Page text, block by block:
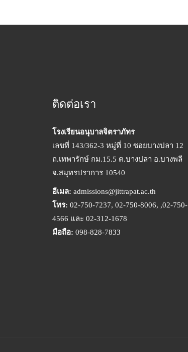
ติดต่อเรา
โรงเรียนอนุบาลจิตราภัทร
เลขที่ 143/362-3 หมู่ที่ 10 ซอยบางปลา 12
ถ.เทพารักษ์ กม.15.5 ต.บางปลา อ.บางพลี
จ.สมุทรปราการ 10540
อีเมล: admissions@jittrapat.ac.th
โทร: 02-750-7237, 02-750-8006, ,02-750-
4566 และ 02-312-1678
มือถือ: 098-828-7833